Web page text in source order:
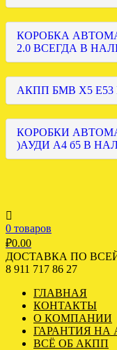
КОРОБКА
2.0 ВСЕГДА В
АКПП БМВ Х5
КОРОБКИ
)АУДИ А4 б5 В
0 товаров
₽0.00
ДОСТАВКА ПО
8 911 717 86 27
ГЛАВНАЯ
КОНТАКТЫ
О КОМПАНИИ
ГАРАНТИЯ НА
ВСЁ ОБ АКПП